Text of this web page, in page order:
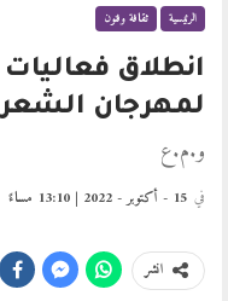
الرئيسية ثقافة وفنون
انطلاق فعاليات
لمهرجان
و.م.ع
في 15 - أكتوبر - 2022 | 13:10 مساءً
انشر